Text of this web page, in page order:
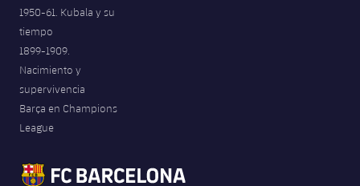
1950-61. Kubala y su
tiempo
1899-1909.
Nacimiento y
supervivencia
Barça en Champions
League